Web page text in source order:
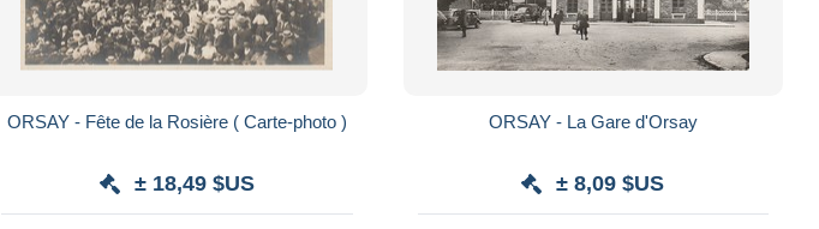
ORSAY - Fête de la Rosière ( Carte-photo )
± 18,49 $US
ORSAY - La Gare d'Orsay
± 8,09 $US